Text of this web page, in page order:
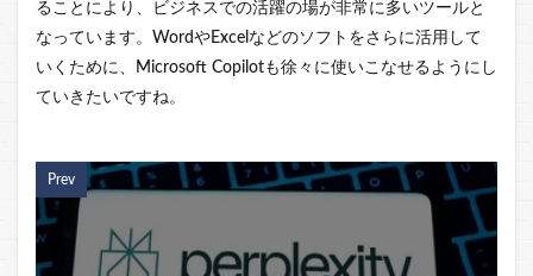
ることにより、ビジネスでの活躍の場が非常に多いツールと
なっています。WordやExcelなどのソフトをさらに活用して
いくために、Microsoft Copilotも徐々に使いこなせるようにし
ていきたいですね。
Prev